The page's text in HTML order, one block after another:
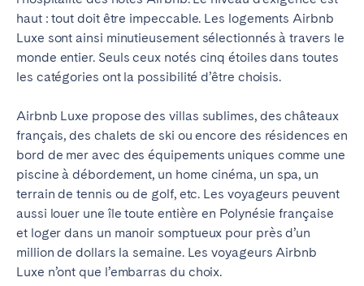
haut : tout doit être impeccable. Les logements Airbnb
Luxe sont ainsi minutieusement sélectionnés à travers le
monde entier. Seuls ceux notés cinq étoiles dans toutes
les catégories ont la possibilité d’être choisis.
Airbnb Luxe propose des villas sublimes, des châteaux
français, des chalets de ski ou encore des résidences en
bord de mer avec des équipements uniques comme une
piscine à débordement, un home cinéma, un spa, un
terrain de tennis ou de golf, etc. Les voyageurs peuvent
aussi louer une île toute entière en Polynésie française
et loger dans un manoir somptueux pour près d’un
million de dollars la semaine. Les voyageurs Airbnb
Luxe n’ont que l’embarras du choix.